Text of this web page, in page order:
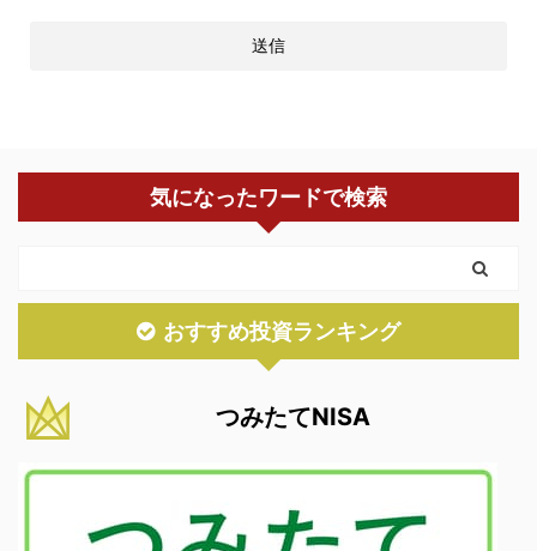
気になったワードで検索
おすすめ投資ランキング
つみたてNISA